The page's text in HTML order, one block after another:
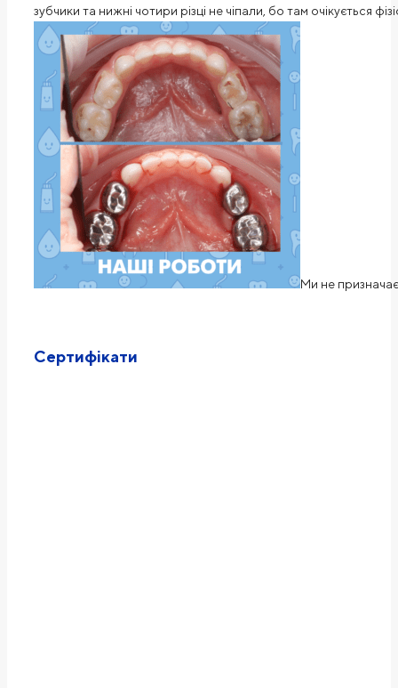
зубчики та нижні чотири різці не чіпали, бо там очікується
Ми не
Сертифікати